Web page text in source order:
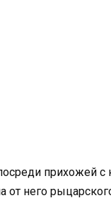
прихожей с
от него